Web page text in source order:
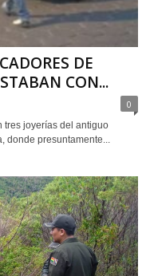
DE
CON...
0
tres joyerías del antiguo
donde presuntamente...